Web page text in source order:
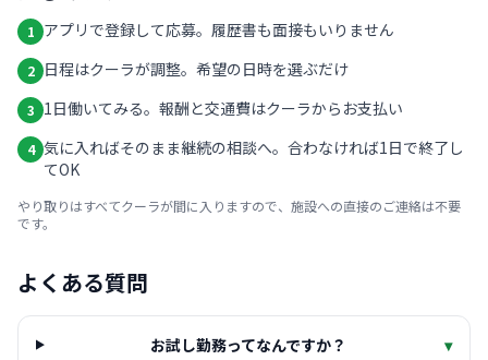
1 アプリで登録して応募。履歴書も面接もいりません
2 日程はクーラが調整。希望の日時を選ぶだけ
3 1日働いてみる。報酬と交通費はクーラからお支払い
4 気に入ればそのまま継続の相談へ。合わなければ1日で終了し
てOK
やり取りはすべてクーラが間に入りますので、施設への直接のご連絡は不要
です。
よくある質問
お試し勤務ってなんですか？ ▾